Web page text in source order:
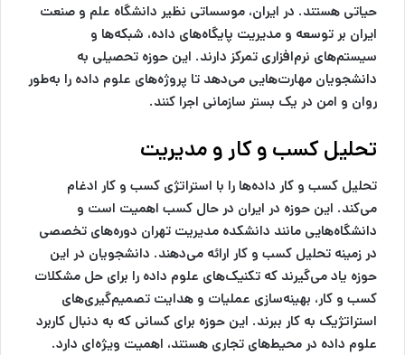
حیاتی هستند. در ایران، موسساتی نظیر دانشگاه علم و صنعت
ایران بر توسعه و مدیریت پایگاه‌های داده، شبکه‌ها و
سیستم‌های نرم‌افزاری تمرکز دارند. این حوزه تحصیلی به
دانشجویان مهارت‌هایی می‌دهد تا پروژه‌های علوم داده را به‌طور
روان و امن در یک بستر سازمانی اجرا کنند.
تحلیل کسب و کار و مدیریت
تحلیل کسب و کار داده‌ها را با استراتژی کسب و کار ادغام
می‌کند. این حوزه در ایران در حال کسب اهمیت است و
دانشگاه‌هایی مانند دانشکده مدیریت تهران دوره‌های تخصصی
در زمینه تحلیل کسب و کار ارائه می‌دهند. دانشجویان در این
حوزه یاد می‌گیرند که تکنیک‌های علوم داده را برای حل مشکلات
کسب و کار، بهینه‌سازی عملیات و هدایت تصمیم‌گیری‌های
استراتژیک به کار ببرند. این حوزه برای کسانی که به دنبال کاربرد
علوم داده در محیط‌های تجاری هستند، اهمیت ویژه‌ای دارد.